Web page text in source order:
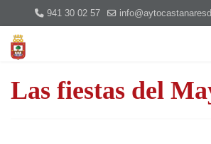
941 30 02 57
Las fiestas del